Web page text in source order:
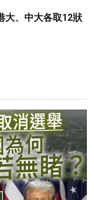
大、中大各取12狀